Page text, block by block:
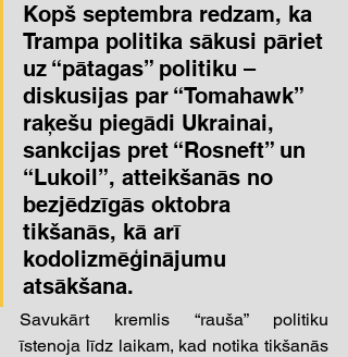
Kopš septembra redzam, ka
Trampa politika sākusi pāriet
uz “pātagas” politiku –
diskusijas par “Tomahawk”
raķešu piegādi Ukrainai,
sankcijas pret “Rosneft” un
“Lukoil”, atteikšanās no
bezjēdzīgās oktobra
tikšanās, kā arī
kodolizmēģinājumu
atsākšana.
Savukārt kremlis “rauša” politiku
īstenoja līdz laikam, kad notika tikšanās